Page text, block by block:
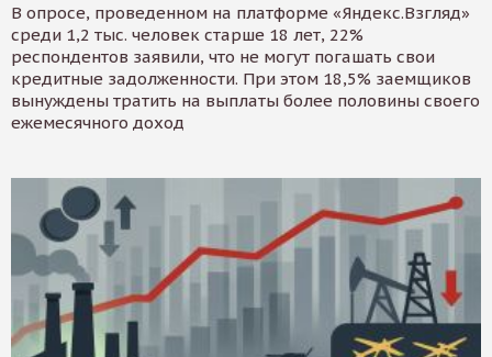
В опросе, проведенном на платформе «Яндекс.Взгляд»
среди 1,2 тыс. человек старше 18 лет, 22%
респондентов заявили, что не могут погашать свои
кредитные задолженности. При этом 18,5% заемщиков
вынуждены тратить на выплаты более половины своего
ежемесячного доход